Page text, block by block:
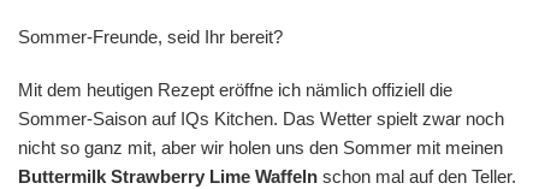
Sommer-Freunde, seid Ihr bereit?
Mit dem heutigen Rezept eröffne ich nämlich offiziell die
Sommer-Saison auf IQs Kitchen. Das Wetter spielt zwar noch
nicht so ganz mit, aber wir holen uns den Sommer mit meinen
Buttermilk Strawberry Lime Waffeln schon mal auf den Teller.